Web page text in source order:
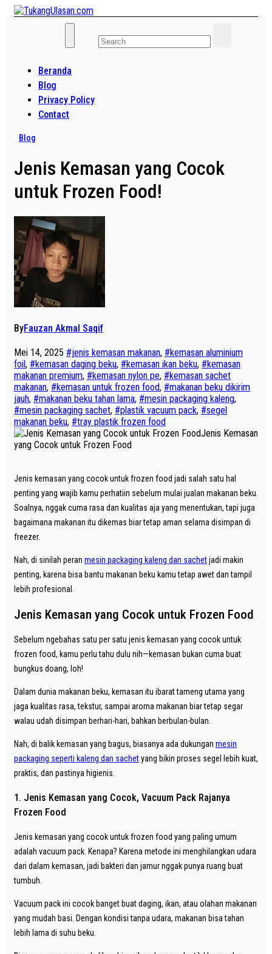
Skip
TukangUlasan.com
Beranda
Blog
Privacy Policy
Contact
Blog
Jenis Kemasan yang Cocok
untuk Frozen Food!
ByFauzan Akmal Saqif
Mei 14, 2025 #jenis kemasan makanan, #kemasan aluminium
foil, #kemasan daging beku, #kemasan ikan beku, #kemasan
makanan premium, #kemasan nylon pe, #kemasan sachet
makanan, #kemasan untuk frozen food, #makanan beku dikirim
jauh, #makanan beku tahan lama, #mesin packaging kaleng,
#mesin packaging sachet, #plastik vacuum pack, #segel
makanan beku, #tray plastik frozen food
Jenis Kemasan
yang Cocok untuk Frozen Food
Jenis kemasan yang cocok untuk frozen food jadi salah satu hal
penting yang wajib kamu perhatiin sebelum mulai jualan makanan beku.
Soalnya, nggak cuma rasa dan kualitas aja yang menentukan, tapi juga
bagaimana makanan itu dikemas biar tetap aman selama disimpan di
freezer.
Nah, di sinilah peran mesin packaging kaleng dan sachetjadi makin
penting, karena bisa bantu makanan beku kamu tetap awet dan tampil
lebih profesional.
Jenis Kemasan yang Cocok untuk Frozen Food
Sebelum ngebahas satu per satu jenis kemasan yang cocok untuk
frozen food, kamu perlu tahu dulu nih—kemasan bukan cuma buat
bungkus doang, loh!
Dalam dunia makanan beku, kemasan itu ibarat tameng utama yang
jaga kualitas rasa, tekstur, sampai aroma makanan biar tetap segar
walau udah disimpan berhari-hari, bahkan berbulan-bulan.
Nah, di balik kemasan yang bagus, biasanya ada dukungan mesin
packaging seperti kaleng dan sachetyang bikin proses segel lebih kuat,
praktis, dan pastinya higienis.
1. Jenis Kemasan yang Cocok, Vacuum Pack Rajanya
Frozen Food
Jenis kemasan yang cocok untuk frozen food yang paling umum
adalah vacuum pack. Kenapa? Karena metode ini menghilangkan udara
dari dalam kemasan, jadi bakteri dan jamur nggak punya ruang buat
tumbuh.
Vacuum pack ini cocok banget buat daging, ikan, atau olahan makanan
yang mudah basi. Dengan kondisi tanpa udara, makanan bisa tahan
lebih lama di suhu beku.